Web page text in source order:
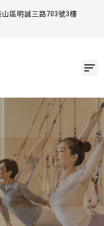
區明誠三路703號3樓